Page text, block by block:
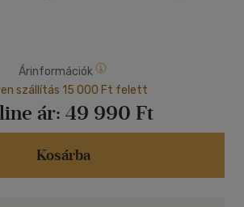
korlátokhoz vagy elutasítani őket,
ne törődj velük! Ez az út."
Árinformációk
szállítás 15 000 Ft felett
ár: 49 990 Ft
Kosárba